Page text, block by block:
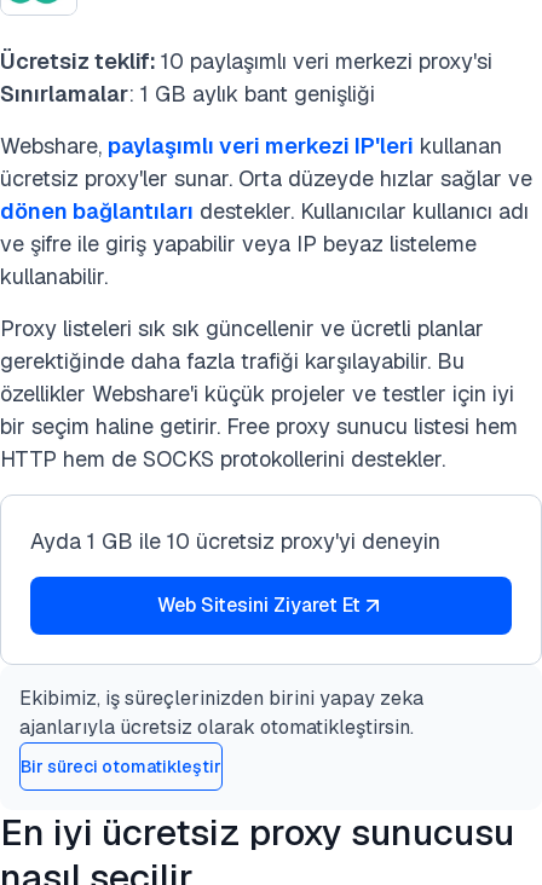
Ücretsiz teklif: 10 paylaşımlı veri merkezi proxy'si
Sınırlamalar: 1 GB aylık bant genişliği
Webshare, paylaşımlı veri merkezi IP'leri kullanan
ücretsiz proxy'ler sunar. Orta düzeyde hızlar sağlar ve
dönen bağlantıları destekler. Kullanıcılar kullanıcı adı
ve şifre ile giriş yapabilir veya IP beyaz listeleme
kullanabilir.
Proxy listeleri sık sık güncellenir ve ücretli planlar
gerektiğinde daha fazla trafiği karşılayabilir. Bu
özellikler Webshare'i küçük projeler ve testler için iyi
bir seçim haline getirir. Free proxy sunucu listesi hem
HTTP hem de SOCKS protokollerini destekler.
Ayda 1 GB ile 10 ücretsiz proxy'yi deneyin
Web Sitesini Ziyaret Et
Ekibimiz, iş süreçlerinizden birini yapay zeka
ajanlarıyla ücretsiz olarak otomatikleştirsin.
Bir süreci otomatikleştir
En iyi ücretsiz proxy sunucusu